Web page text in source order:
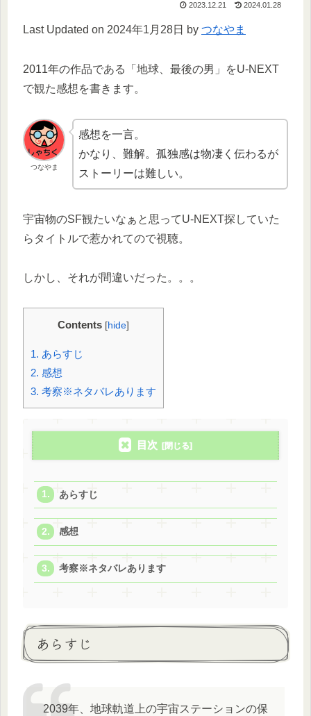
2023.12.21 2024.01.28
Last Updated on 2024年1月28日 by つなやま
2011年の作品である「地球、最後の男」をU-NEXT
で観た感想を書きます。
つなやま
感想を一言。
かなり、難解。孤独感は物凄く伝わるが
ストーリーは難しい。
宇宙物のSF観たいなぁと思ってU-NEXT探していた
らタイトルで惹かれてので視聴。
しかし、それが間違いだった。。。
Contents [hide]
1. あらすじ
2. 感想
3. 考察※ネタバレあります
目次
あらすじ
感想
考察※ネタバレあります
あらすじ
2039年、地球軌道上の宇宙ステーションの保